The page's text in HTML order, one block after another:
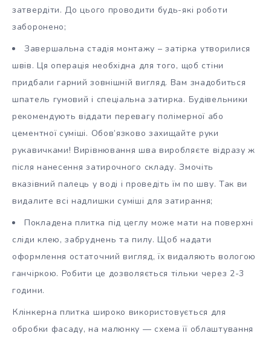
затвердіти. До цього проводити будь-які роботи
заборонено;
Завершальна стадія монтажу – затірка утворилися
швів. Ця операція необхідна для того, щоб стіни
придбали гарний зовнішній вигляд. Вам знадобиться
шпатель гумовий і спеціальна затирка. Будівельники
рекомендують віддати перевагу полімерної або
цементної суміші. Обов’язково захищайте руки
рукавичками! Вирівнювання шва виробляєте відразу ж
після нанесення затирочного складу. Змочіть
вказівний палець у воді і проведіть їм по шву. Так ви
видалите всі надлишки суміші для затирання;
Покладена плитка під цеглу може мати на поверхні
сліди клею, забруднень та пилу. Щоб надати
оформлення остаточний вигляд, їх видаляють вологою
ганчіркою. Робити це дозволяється тільки через 2-3
години.
Клінкерна плитка широко використовується для
обробки фасаду, на малюнку — схема її облаштування